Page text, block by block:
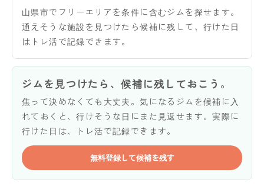
山県市でフリーエリアを条件に含むジムを探せます。
通えそうな施設を見つけたら候補に残して、行けた日
はトレ活で記録できます。
ジムを見つけたら、候補に残しておこう。
焦って決めなくても大丈夫。気になるジムを候補に入
れておくと、行けそうな日にまた見返せます。実際に
行けた日は、トレ活で記録できます。
無料登録して候補を残す